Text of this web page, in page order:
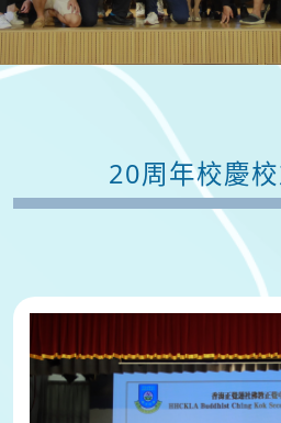
20周年校慶